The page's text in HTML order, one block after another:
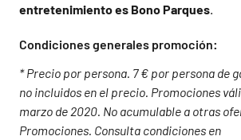
entretenimiento es Bono Parques
Condiciones generales promoción:
* Precio por persona. 7 € por persona de
no incluidos en el precio. Promociones
marzo de 2020. No acumulable a otras
Promociones. Consulta condiciones en